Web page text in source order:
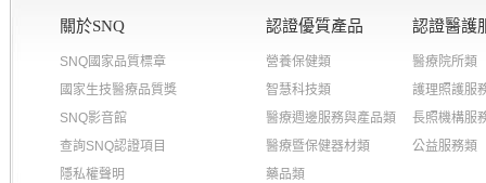
關於SNQ
SNQ國家品質標章
國家生技醫療品質獎
SNQ影音館
查詢SNQ認證項目
隱私權聲明
認證優質產品
營養保健類
智慧科技類
醫療週邊服務與產品類
醫療暨保健器材類
藥品類
認證醫護
醫療院所類
護理照護服
長照機構服
公益服務類